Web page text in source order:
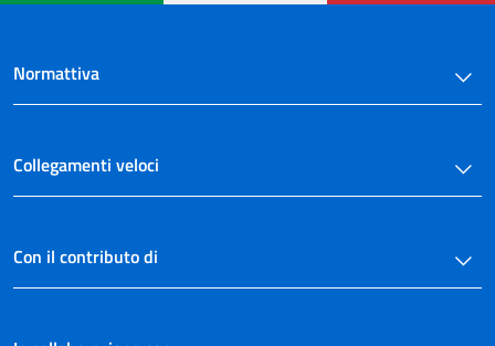
Normattiva
Collegamenti veloci
Con il contributo di